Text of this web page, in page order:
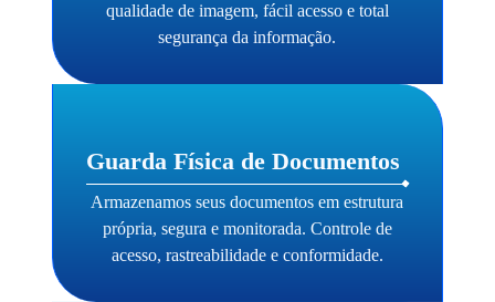
qualidade de imagem, fácil acesso e total
segurança da informação.
Guarda Física de Documentos
Armazenamos seus documentos em estrutura
própria, segura e monitorada. Controle de
acesso, rastreabilidade e conformidade.